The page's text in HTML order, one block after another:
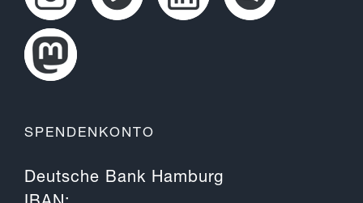
SPENDENKONTO
Deutsche Bank Hamburg